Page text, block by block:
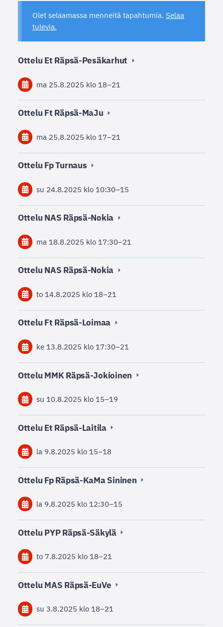
Olet selaamassa menneitä tapahtumia.Selaa
tulevia.
Ottelu Et Räpsä-Pesäkarhut
ma 25.8.2025 klo 18–21
Ottelu Ft Räpsä-MaJu
ma 25.8.2025 klo 17–21
Ottelu Fp Turnaus
su 24.8.2025 klo 10:30–15
Ottelu NAS Räpsä-Nokia
ma 18.8.2025 klo 17:30–21
Ottelu NAS Räpsä-Nokia
to 14.8.2025 klo 18–21
Ottelu Ft Räpsä-Loimaa
ke 13.8.2025 klo 17:30–21
Ottelu MMK Räpsä-Jokioinen
su 10.8.2025 klo 15–19
Ottelu Et Räpsä-Laitila
la 9.8.2025 klo 15–18
Ottelu Fp Räpsä-KaMa Sininen
la 9.8.2025 klo 12:30–15
Ottelu PYP Räpsä-Säkylä
to 7.8.2025 klo 18–21
Ottelu MAS Räpsä-EuVe
su 3.8.2025 klo 18–21